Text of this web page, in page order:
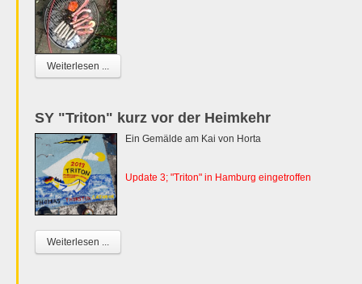
Weiterlesen ...
SY "Triton" kurz vor der Heimkehr
Ein Gemälde am Kai von Horta
Update 3; "Triton" in Hamburg eingetroffen
Weiterlesen ...